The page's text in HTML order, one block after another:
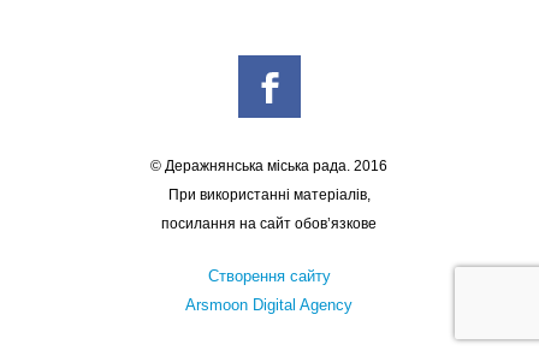
© Деражнянська міська рада. 2016
При використанні матеріалів,
посилання на сайт обов’язкове
Створення сайту
Arsmoon Digital Agency